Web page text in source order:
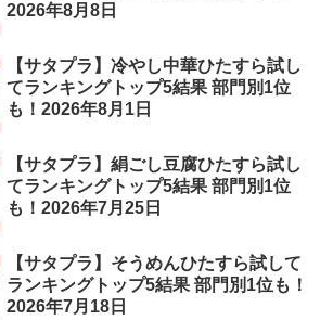
2026年8月8日
【サタプラ】冷やし中華ひたすら試し
てランキングトップ5結果 部門別1位
も！2026年8月1日
【サタプラ】絹ごし豆腐ひたすら試し
てランキングトップ5結果 部門別1位
も！2026年7月25日
【サタプラ】そうめんひたすら試して
ランキングトップ5結果 部門別1位も！
2026年7月18日